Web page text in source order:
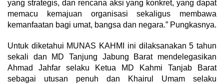
yang strategis, dan rencana aksi yang konkret, yang dapat
memacu kemajuan organisasi sekaligus membawa
kemanfaatan bagi umat, bangsa dan negara.” Pungkasnya.
Untuk diketahui MUNAS KAHMI ini dilaksanakan 5 tahun
sekali dan MD Tanjung Jabung Barat mendelegasikan
Ahmad Jahfar selaku Ketua MD Kahmi Tanjab Barat
sebagai utusan penuh dan Khairul Umam selaku